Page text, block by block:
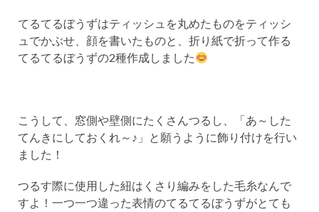
てるてるぼうずはティッシュを丸めたものをティッシ
ュでかぶせ、顔を書いたものと、折り紙で折って作る
てるてるぼうずの2種作成しました
こうして、窓側や壁側にたくさんつるし、「あ～した
てんきにしておくれ～♪」と願うように飾り付けを行い
ました！
つるす際に使用した紐はくさり編みをした毛糸なんで
すよ！一つ一つ違った表情のてるてるぼうずがとても